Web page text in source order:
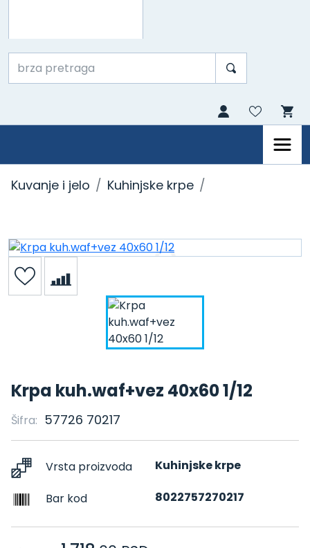
Kuvanje i jelo Kuhinjske krpe
Krpa kuh.waf+vez 40x60 1/12
Šifra: 57726 70217
Vrsta proizvoda Kuhinjske krpe
Bar kod 8022757270217